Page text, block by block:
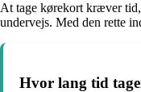
At tage kørekort kræver
undervejs. Med den rette
Hvor lang tid